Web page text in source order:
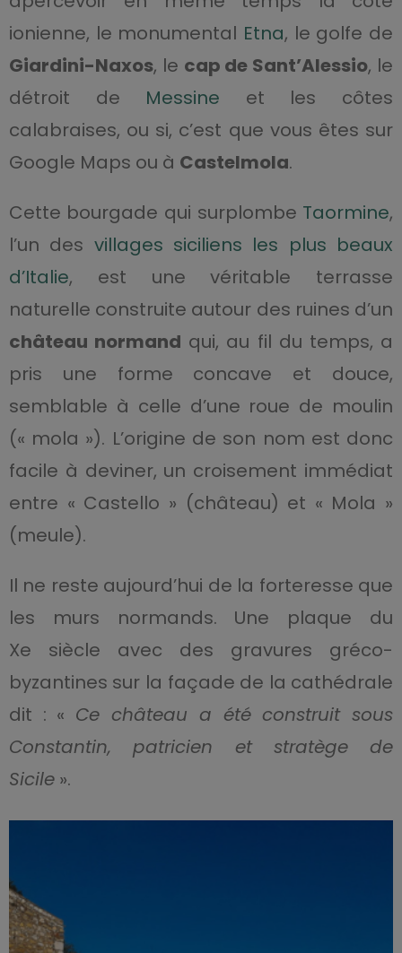
ionienne, le monumental Etna, le golfe de
Giardini-Naxos, le cap de Sant’Alessio, le
détroit de Messine et les côtes
calabraises, ou si, c’est que vous êtes sur
Google Maps ou à Castelmola.
Cette bourgade qui surplombe Taormine,
l’un des villages siciliens les plus beaux
d’Italie, est une véritable terrasse
naturelle construite autour des ruines d’un
château normand qui, au fil du temps, a
pris une forme concave et douce,
semblable à celle d’une roue de moulin
(« mola »). L’origine de son nom est donc
facile à deviner, un croisement immédiat
entre « Castello » (château) et « Mola »
(meule).
Il ne reste aujourd’hui de la forteresse que
les murs normands. Une plaque du
Xe siècle avec des gravures gréco-
byzantines sur la façade de la cathédrale
dit : « Ce château a été construit sous
Constantin, patricien et stratège de
Sicile».